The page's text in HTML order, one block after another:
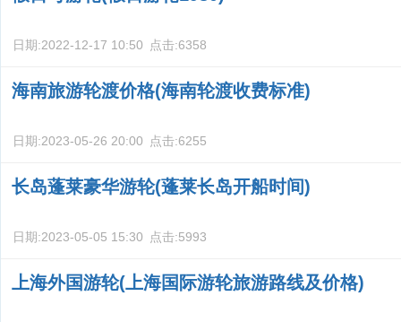
日期:2022-12-17 10:50 点击:6358
海南旅游轮渡价格(海南轮渡收费标准)
日期:2023-05-26 20:00 点击:6255
长岛蓬莱豪华游轮(蓬莱长岛开船时间)
日期:2023-05-05 15:30 点击:5993
上海外国游轮(上海国际游轮旅游路线及价格)